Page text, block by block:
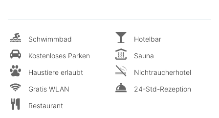
Schwimmbad
Kostenloses Parken
Haustiere erlaubt
Gratis WLAN
Restaurant
Hotelbar
Sauna
Nichtraucherhotel
24-Std-Rezeption